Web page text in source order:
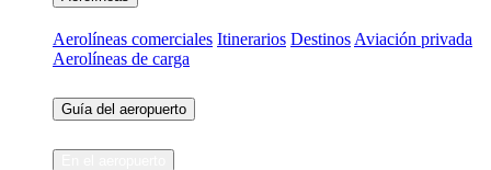
Aerolíneas comerciales Itinerarios Destinos Aviación privada
Aerolíneas de carga
Guía del aeropuerto